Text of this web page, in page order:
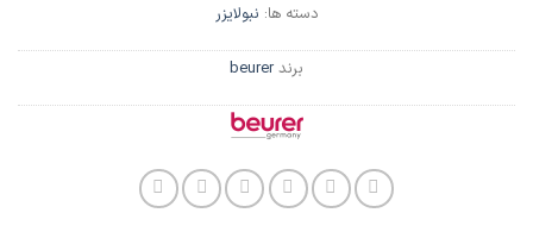
دسته ها: نبولایزر
برند beurer